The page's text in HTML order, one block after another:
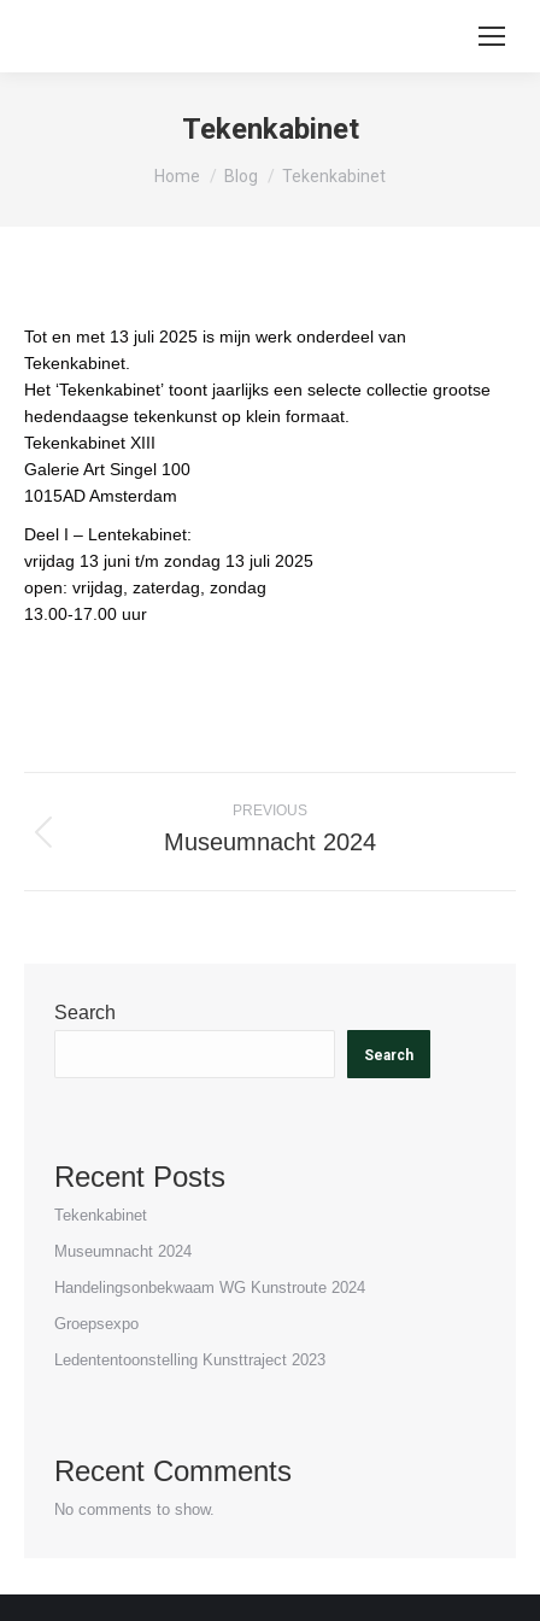
Tekenkabinet
Home Blog Tekenkabinet
Tot en met 13 juli 2025 is mijn werk onderdeel van
Tekenkabinet.
Het ‘Tekenkabinet’ toont jaarlijks een selecte collectie grootse
hedendaagse tekenkunst op klein formaat.
Tekenkabinet XIII
Galerie Art Singel 100
1015AD Amsterdam
Deel I – Lentekabinet:
vrijdag 13 juni t/m zondag 13 juli 2025
open: vrijdag, zaterdag, zondag
13.00-17.00 uur
navigation
PREVIOUS
Previous
Museumnacht 2024
Search
Search
Recent Posts
Tekenkabinet
Museumnacht 2024
Handelingsonbekwaam WG Kunstroute 2024
Groepsexpo
Ledententoonstelling Kunsttraject 2023
Recent Comments
No comments to show.